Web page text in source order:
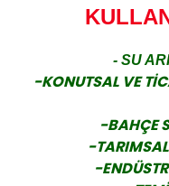
- SU
-KONUTSAL VE
-BAHÇE
-
-